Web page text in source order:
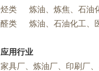
烃类 炼油、炼焦、石油
醛类 炼油、石油化工、
应用行业
家具厂、炼油厂、印刷厂